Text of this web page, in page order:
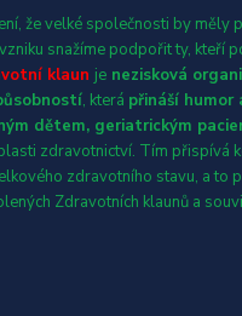
že velké společnosti by měly
snažíme podpořit ty, kteří
klaun je nezisková
, která přináší humor
dětem, geriatrickým
zdravotnictví. Tím přispívá
zdravotního stavu, a to
Zdravotních klaunů a